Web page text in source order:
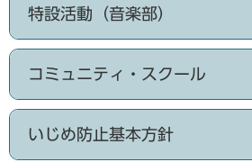
特設活動（音楽部）
コミュニティ・スクール
いじめ防止基本方針